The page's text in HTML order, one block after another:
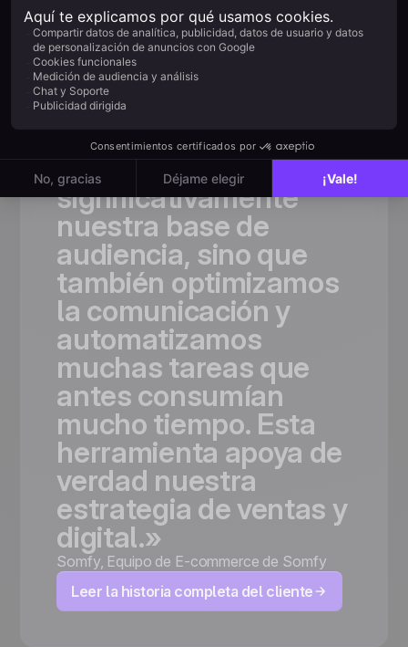
La elección delos equipos
en plenocrecimiento
«Gracias
User,nosolo
ampliamos
significativamente
nuestra base de
audiencia, sino que
también optimizamos
la comunicación y
automatizamos
muchas tareas que
antes consumían
mucho tiempo. Esta
herramienta apoya de
verdad nuestra
estrategia deventas y
digital.»
Somfy, Equipo de E-commerce de Somfy
Leer la historia completa del cliente